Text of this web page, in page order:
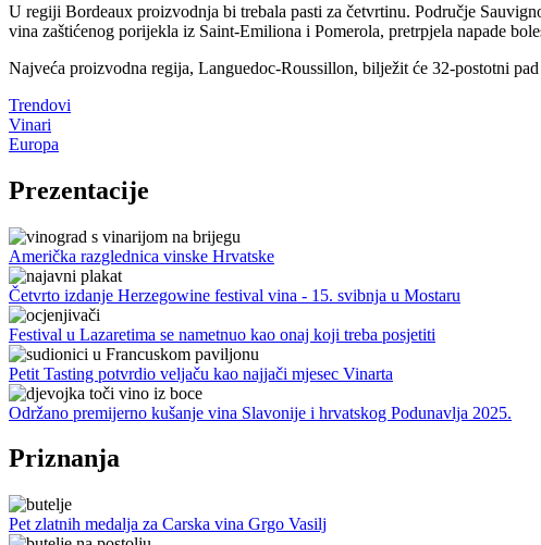
U regiji Bordeaux proizvodnja bi trebala pasti za četvrtinu. Područje
vina zaštićenog porijekla iz Saint-Emiliona i Pomerola, pretrpjela napade
Najveća proizvodna regija, Languedoc-Roussillon, bilježit će 32-postotni
Trendovi
Vinari
Europa
Prezentacije
Američka razglednica vinske Hrvatske
Četvrto izdanje Herzegowine festival vina - 15. svibnja u Mostaru
Festival u Lazaretima se nametnuo kao onaj koji treba posjetiti
Petit Tasting potvrdio veljaču kao najjači mjesec Vinarta
Održano premijerno kušanje vina Slavonije i hrvatskog Podunavlja 2025.
Priznanja
Pet zlatnih medalja za Carska vina Grgo Vasilj